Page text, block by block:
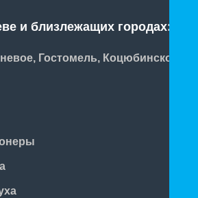
и близлежащих городах:
Гостомель, Коцюбинское,